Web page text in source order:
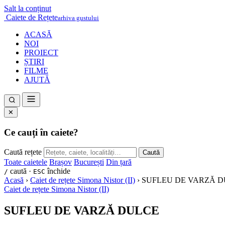
Salt la conținut
Caiete de Rețetearhiva gustului
ACASĂ
NOI
PROIECT
ȘTIRI
FILME
AJUTĂ
✕
Ce cauți în caiete?
Caută rețete Caută
Toate caietele Brașov București Din țară
/ caută · ESC închide
Acasă › Caiet de rețete Simona Nistor (II) › SUFLEU DE VARZĂ
Caiet de rețete Simona Nistor (II)
SUFLEU DE VARZĂ DULCE